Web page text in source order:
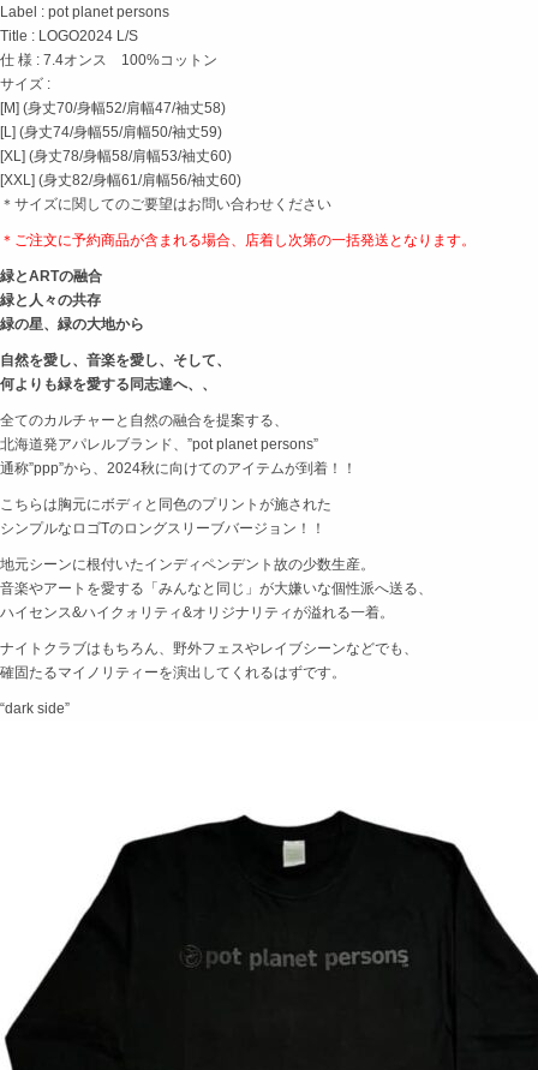
Label : pot planet persons
Title : LOGO2024 L/S
仕 様 : 7.4オンス 100%コットン
サイズ :
[M] (身丈70/身幅52/肩幅47/袖丈58)
[L] (身丈74/身幅55/肩幅50/袖丈59)
[XL] (身丈78/身幅58/肩幅53/袖丈60)
[XXL] (身丈82/身幅61/肩幅56/袖丈60)
＊サイズに関してのご要望はお問い合わせください
＊ご注文に予約商品が含まれる場合、店着し次第の一括発送となります。
緑とARTの融合
緑と人々の共存
緑の星、緑の大地から
自然を愛し、音楽を愛し、そして、
何よりも緑を愛する同志達へ、、
全てのカルチャーと自然の融合を提案する、
北海道発アパレルブランド、”pot planet persons”
通称”ppp”から、2024秋に向けてのアイテムが到着！！
こちらは胸元にボディと同色のプリントが施された
シンプルなロゴTのロングスリーブバージョン！！
地元シーンに根付いたインディペンデント故の少数生産。
音楽やアートを愛する「みんなと同じ」が大嫌いな個性派へ送る、
ハイセンス&ハイクォリティ&オリジナリティが溢れる一着。
ナイトクラブはもちろん、野外フェスやレイブシーンなどでも、
確固たるマイノリティーを演出してくれるはずです。
“dark side”